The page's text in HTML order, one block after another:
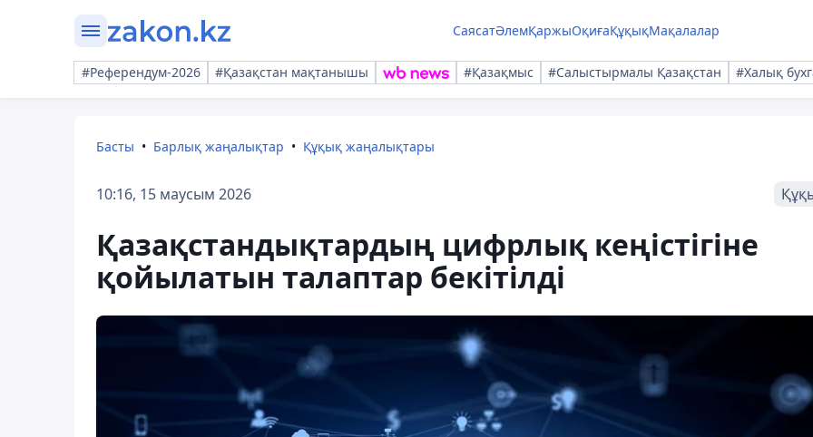
СаясатӘлемҚаржыОқиғаҚұқықМақалалар
#Референдум-2026 #Қазақстан мақтанышы #Қазақмыс #Салыстырмалы Қазақстан #Халық
Басты Барлық жаңалықтар Құқық жаңалықтары
10:16, 15 маусым 2026
Қазақстандықтардың цифрлық кеңістігіне
қойылатын талаптар бекітілді